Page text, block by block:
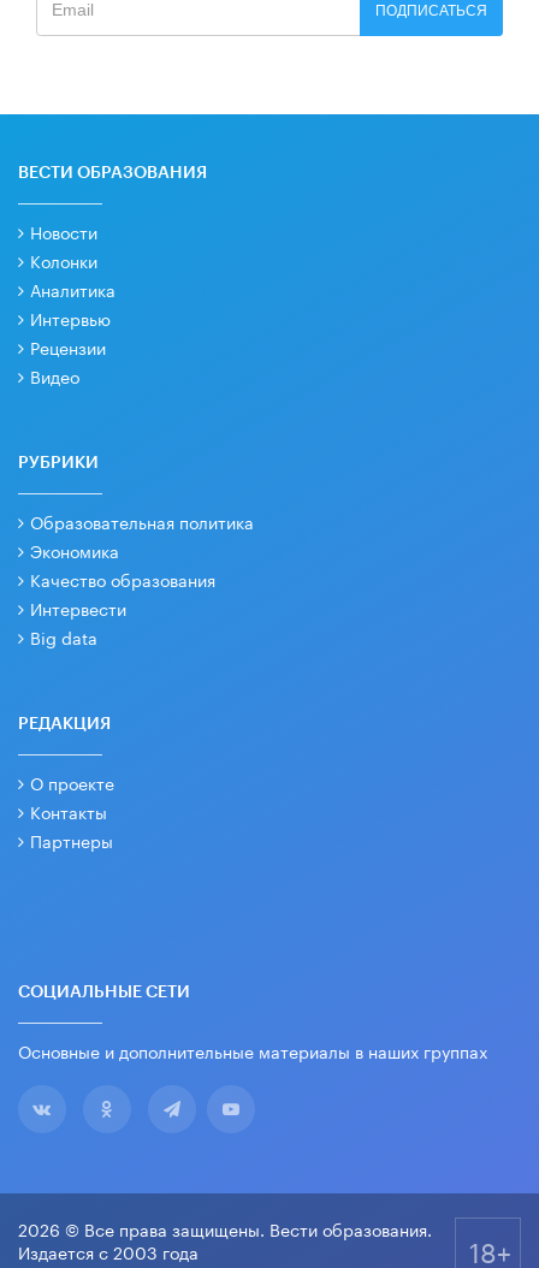
ПОДПИСАТЬСЯ
ВЕСТИ ОБРАЗОВАНИЯ
Новости
Колонки
Аналитика
Интервью
Рецензии
Видео
РУБРИКИ
Образовательная политика
Экономика
Качество образования
Интервести
Big data
РЕДАКЦИЯ
О проекте
Контакты
Партнеры
СОЦИАЛЬНЫЕ СЕТИ
Основные и дополнительные материалы в наших группах
2026 © Все права защищены. Вести образования.
Издается с 2003 года
18+